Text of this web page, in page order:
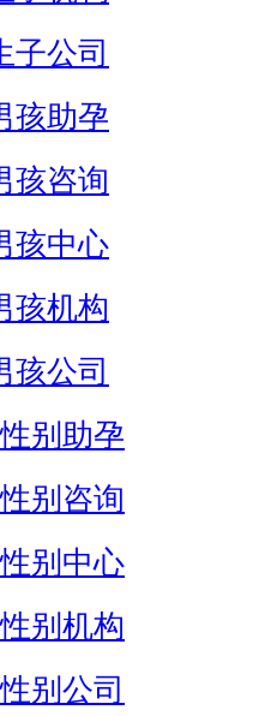
子公司
孩助孕
孩咨询
孩中心
孩机构
孩公司
别助孕
别咨询
别中心
别机构
别公司